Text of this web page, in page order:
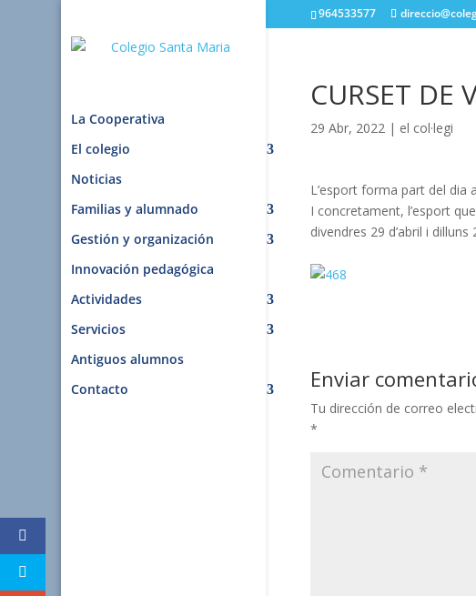
964533577
La Cooperativa
El colegio
Noticias
Familias y alumnado
Gestión y organización
Innovación pedagógica
Actividades
Servicios
Antiguos alumnos
Contacto
CURSET DE
29 Abr, 2022 | el col·legi
L’esport forma part del dia
I concretament, l’esport
divendres 29 d’abril i
Enviar
Tu dirección de correo
*